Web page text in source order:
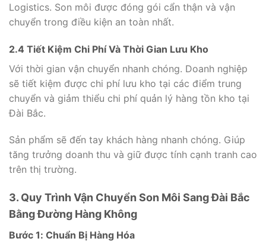
Logistics. Son môi được đóng gói cẩn thận và vận
chuyển trong điều kiện an toàn nhất.
2.4 Tiết Kiệm Chi Phí Và Thời Gian Lưu Kho
Với thời gian vận chuyển nhanh chóng. Doanh nghiệp
sẽ tiết kiệm được chi phí lưu kho tại các điểm trung
chuyển và giảm thiểu chi phí quản lý hàng tồn kho tại
Đài Bắc.
Sản phẩm sẽ đến tay khách hàng nhanh chóng. Giúp
tăng trưởng doanh thu và giữ được tính cạnh tranh cao
trên thị trường.
3. Quy Trình Vận Chuyển Son Môi Sang Đài Bắc
Bằng Đường Hàng Không
Bước 1: Chuẩn Bị Hàng Hóa